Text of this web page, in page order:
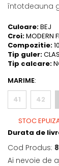
întotdeauna
Culoare:BEJ
Croi:MODERN
Compozitie:
Tip guler:
Tip calcare:
MARIME:
41
42
STOC
Durata de
Cod Produs:
Ai nevoie de